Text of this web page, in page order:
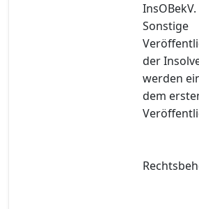
InsOBekV.
Sonstige
der
werden
dem